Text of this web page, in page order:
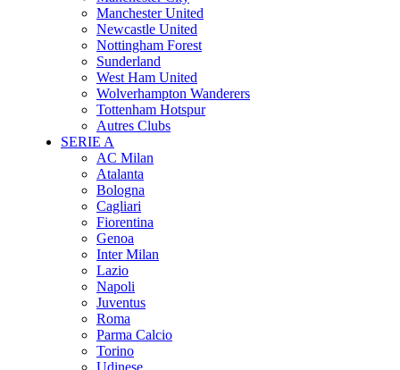
Manchester United
Newcastle United
Nottingham Forest
Sunderland
West Ham United
Wolverhampton Wanderers
Tottenham Hotspur
Autres Clubs
SERIE A
AC Milan
Atalanta
Bologna
Cagliari
Fiorentina
Genoa
Inter Milan
Lazio
Napoli
Juventus
Roma
Parma Calcio
Torino
Udinese